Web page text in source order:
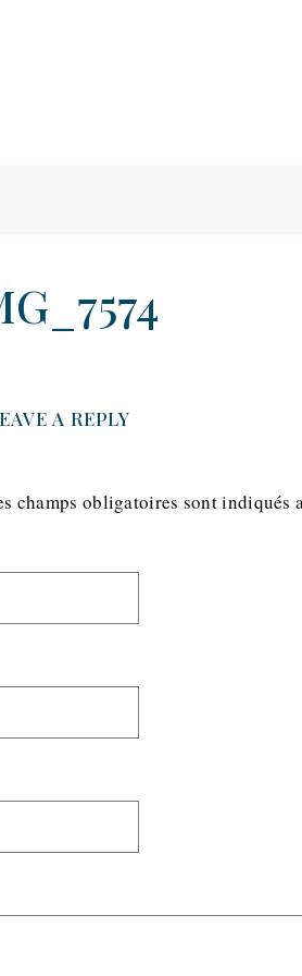
A REPLY
champs obligatoires sont indiqués